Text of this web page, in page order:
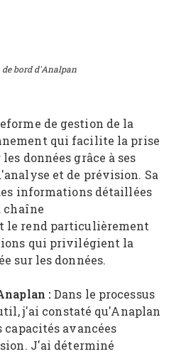
de bord d'Analpan
de gestion de la
qui facilite la prise
données grâce à ses
et de prévision. Sa
informations détaillées
chaîne
le rend particulièrement
qui privilégient la
sur les données.
:Dans le processus
j'ai constaté qu'Anaplan
avancées
J'ai déterminé